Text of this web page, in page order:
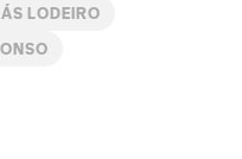
LODEIRO